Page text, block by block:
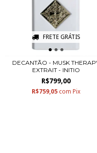
FRETE GRÁTIS
DECANTÃO - MUSK
EXTRAIT - INITIO
R$799,00
R$759,05 com Pix